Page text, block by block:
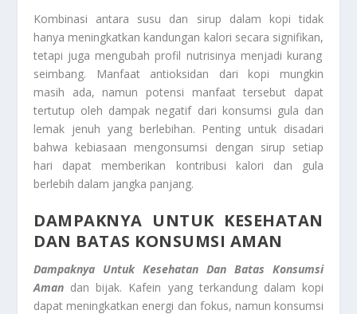
Kombinasi antara susu dan sirup dalam kopi tidak
hanya meningkatkan kandungan kalori secara signifikan,
tetapi juga mengubah profil nutrisinya menjadi kurang
seimbang. Manfaat antioksidan dari kopi mungkin
masih ada, namun potensi manfaat tersebut dapat
tertutup oleh dampak negatif dari konsumsi gula dan
lemak jenuh yang berlebihan. Penting untuk disadari
bahwa kebiasaan mengonsumsi dengan sirup setiap
hari dapat memberikan kontribusi kalori dan gula
berlebih dalam jangka panjang.
DAMPAKNYA UNTUK KESEHATAN
DAN BATAS KONSUMSI AMAN
Dampaknya Untuk Kesehatan Dan Batas Konsumsi
Aman dan bijak. Kafein yang terkandung dalam kopi
dapat meningkatkan energi dan fokus, namun konsumsi